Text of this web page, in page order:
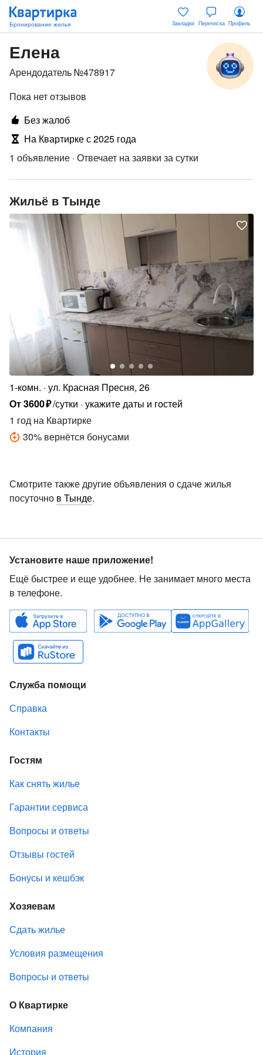
Закладки Переписка Профиль
Елена
Арендодатель №478917
Пока нет отзывов
Без жалоб
На Квартирке с 2025 года
1 объявление · Отвечает на заявки за сутки
Жильё в Тынде
1-комн. ул. Красная Пресня, 26
От3600₽/сутки укажите даты и гостей
1 год на Квартирке
30% вернётся бонусами
Смотрите также другие объявления о сдаче жилья
посуточно в Тынде.
Установите наше приложение!
Ещё быстрее и еще удобнее. Не занимает много места
в телефоне.
Служба помощи
Справка
Контакты
Гостям
Как снять жилье
Гарантии сервиса
Вопросы и ответы
Отзывы гостей
Бонусы и кешбэк
Хозяевам
Сдать жилье
Условия размещения
Вопросы и ответы
О Квартирке
Компания
История